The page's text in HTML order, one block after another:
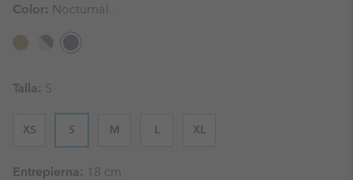
Color: Nocturnal
Talla: S
XS S M L XL
Entrepierna: 18 cm